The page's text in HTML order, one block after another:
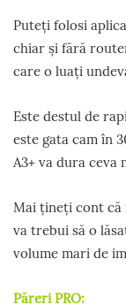
Puteți folosi
chiar și fără
care o luați
Este destul de
este gata cam în
A3+ va dura ceva
Mai țineți cont că
va trebui să o
volume mari de
Păreri PRO: